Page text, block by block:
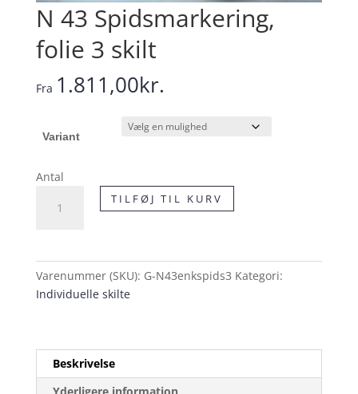
N 43 Spidsmarkering,
folie 3 skilt
Fra 1.811,00kr.
Variant
Antal
skilt
TILFØJ TIL KURV
Varenummer (SKU): G-N43enkspids3 Kategori:
Individuelle skilte
Beskrivelse